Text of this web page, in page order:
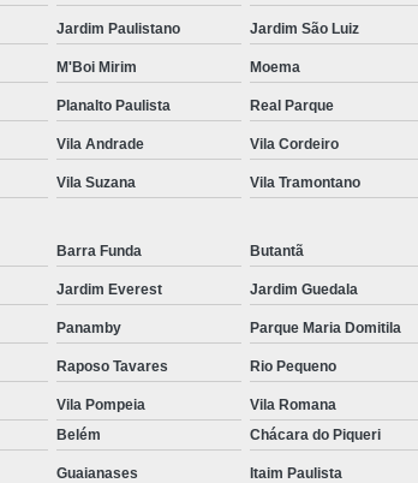
Pote de Frutas para Vender
Pote de
Salada de Frutas no Pote
Salada de Fruta para Empresas
Salada de Fruta para Escritório
Salada de Frutas Naturais para
Salada de
Jardim Paulistano Jardim São Luiz
M'Boi Mirim Moema
Planalto Paulista Real Parque
Vila Andrade Vila Cordeiro
Vila Suzana Vila Tramontano
Barra Funda Butantã
Jardim Everest Jardim Guedala
Panamby Parque Maria Domitila
Raposo Tavares Rio Pequeno
Vila Pompeia Vila Romana
Belém Chácara do Piqueri
Guaianases Itaim Paulista